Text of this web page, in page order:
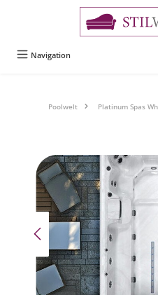
Navigation
Poolwelt Platinum Spas
Bildergalerie überspringen